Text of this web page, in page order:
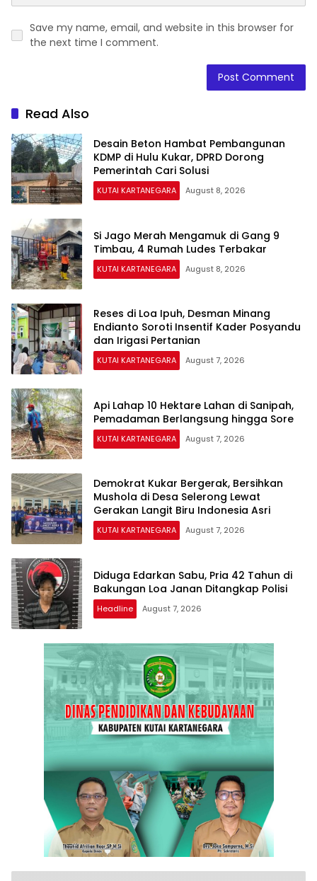
Save my name, email, and website in this browser for
the next time I comment.
Read Also
Desain Beton Hambat Pembangunan
KDMP di Hulu Kukar, DPRD Dorong
Pemerintah Cari Solusi
KUTAI KARTANEGARA August 8, 2026
Si Jago Merah Mengamuk di Gang 9
Timbau, 4 Rumah Ludes Terbakar
KUTAI KARTANEGARA August 8, 2026
Reses di Loa Ipuh, Desman Minang
Endianto Soroti Insentif Kader Posyandu
dan Irigasi Pertanian
KUTAI KARTANEGARA August 7, 2026
Api Lahap 10 Hektare Lahan di Sanipah,
Pemadaman Berlangsung hingga Sore
KUTAI KARTANEGARA August 7, 2026
Demokrat Kukar Bergerak, Bersihkan
Mushola di Desa Selerong Lewat
Gerakan Langit Biru Indonesia Asri
KUTAI KARTANEGARA August 7, 2026
Diduga Edarkan Sabu, Pria 42 Tahun di
Bakungan Loa Janan Ditangkap Polisi
Headline August 7, 2026